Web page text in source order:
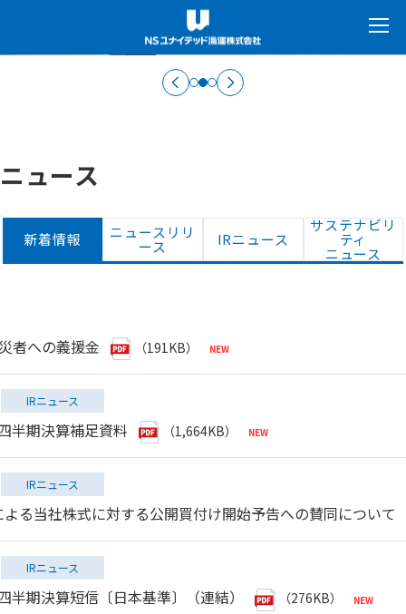
ニュース
新着情報 ニュースリリ
ース IRニュース
サステナビリ
ティ
ニュース
者への義援金 （191KB）
IRニュース
半期決算補足資料 （1,664KB）
IRニュース
る当社株式に対する公開買付け開始予告への賛同について
IRニュース
半期決算短信〔日本基準〕（連結） （276KB）